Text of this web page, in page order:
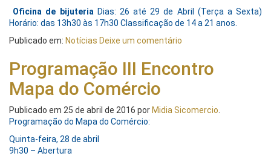
Oficina de bijuteria Dias: 26 até 29 de Abril (Terça a Sexta)
Horário: das 13h30 às 17h30 Classificação de 14 a 21 anos.
Publicado em: Notícias Deixe um comentário
Programação III Encontro
Mapa do Comércio
Publicado em 25 de abril de 2016 por Midia Sicomercio
Programação do Mapa do Comércio:
Quinta-feira, 28 de abril
9h30 – Abertura